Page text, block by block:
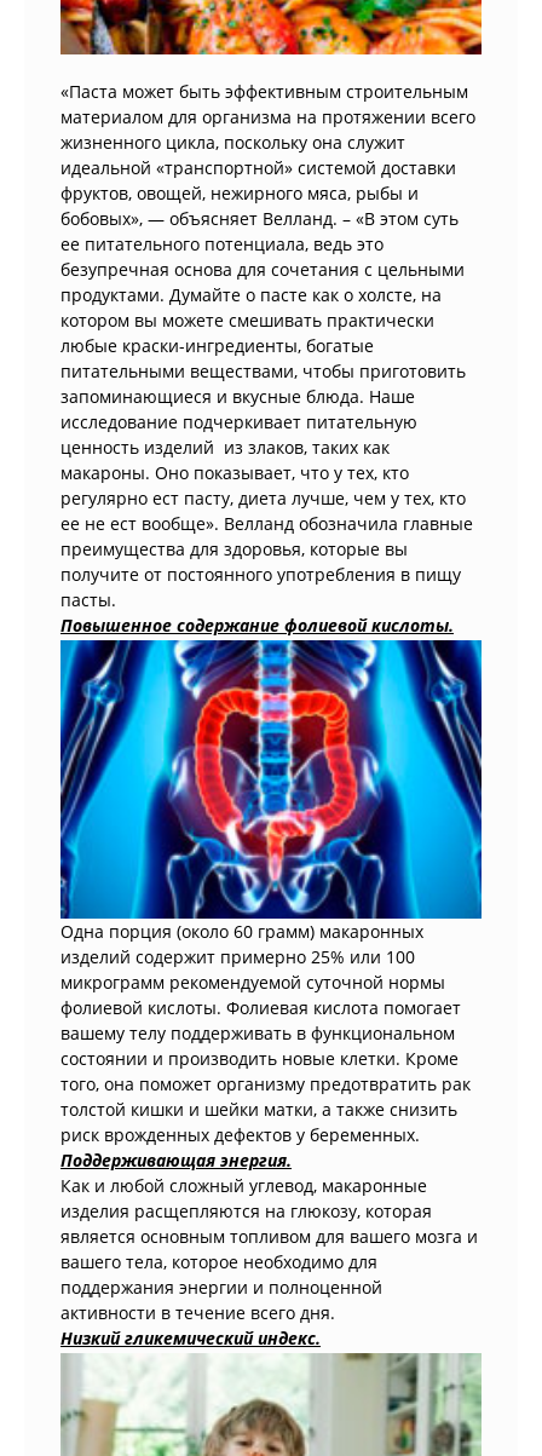
«Паста может быть эффективным строительным
материалом для организма на протяжении всего
жизненного цикла, поскольку она служит
идеальной «транспортной» системой доставки
фруктов, овощей, нежирного мяса, рыбы и
бобовых», — объясняет Велланд. – «В этом суть
ее питательного потенциала, ведь это
безупречная основа для сочетания с цельными
продуктами. Думайте о пасте как о холсте, на
котором вы можете смешивать практически
любые краски-ингредиенты, богатые
питательными веществами, чтобы приготовить
запоминающиеся и вкусные блюда. Наше
исследование подчеркивает питательную
ценность изделий из злаков, таких как
макароны. Оно показывает, что у тех, кто
регулярно ест пасту, диета лучше, чем у тех, кто
ее не ест вообще». Велланд обозначила главные
преимущества для здоровья, которые вы
получите от постоянного употребления в пищу
пасты.
Повышенное содержание фолиевой кислоты.
Одна порция (около 60 грамм) макаронных
изделий содержит примерно 25% или 100
микрограмм рекомендуемой суточной нормы
фолиевой кислоты. Фолиевая кислота помогает
вашему телу поддерживать в функциональном
состоянии и производить новые клетки. Кроме
того, она поможет организму предотвратить рак
толстой кишки и шейки матки, а также снизить
риск врожденных дефектов у беременных.
Поддерживающая энергия.
Как и любой сложный углевод, макаронные
изделия расщепляются на глюкозу, которая
является основным топливом для вашего мозга и
вашего тела, которое необходимо для
поддержания энергии и полноценной
активности в течение всего дня.
Низкий гликемический индекс.